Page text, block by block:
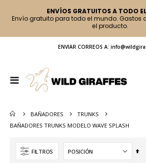
ENVÍOS GRATUITOS A TODO
Envío gratuito para todo el mundo. Gastos
el producto.
ENVIAR CORREOS A:
Toggle
Nav
BAÑADORES
TRUNKS
BAÑADORES TRUNKS MODELO WAVE SPLASH
FILTROS
Fijar